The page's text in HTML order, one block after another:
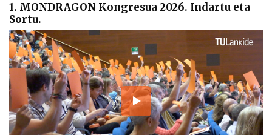
1. MONDRAGON Kongresua 2026. Indartu eta
Sortu.